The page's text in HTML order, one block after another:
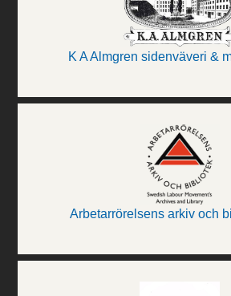
K A Almgren sidenväveri &
Arbetarrörelsens arkiv och